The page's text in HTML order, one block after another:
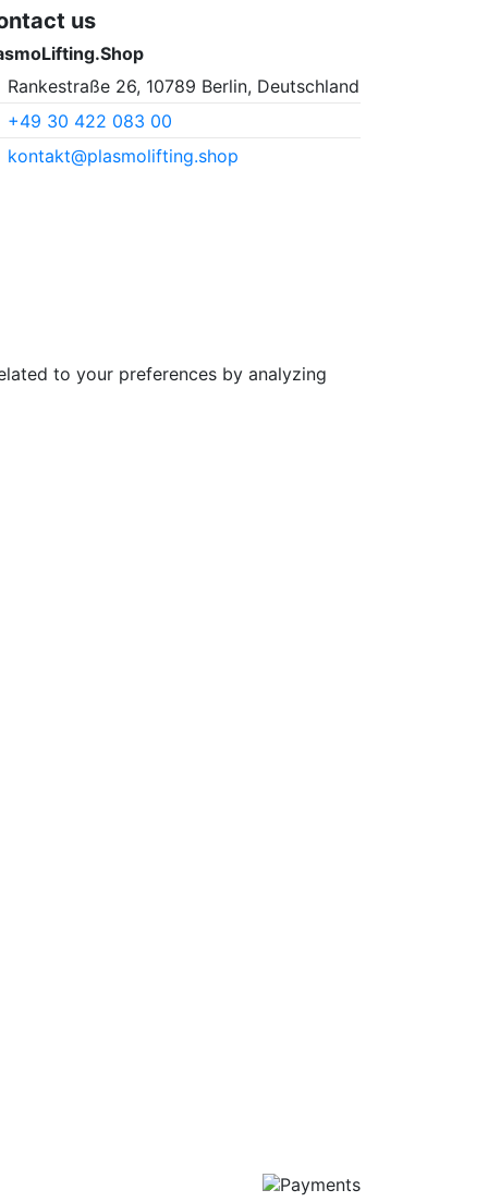
us
Rankestraße 26, 10789 Berlin, Deutschland
+49 30 422 083 00
kontakt@plasmolifting.shop
to your preferences by analyzing